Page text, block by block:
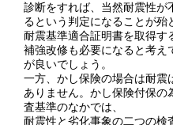
診断をすれば、当然耐震性が
るという判定になることが殆
耐震基準適合証明書を取得す
補強改修も必要になると考え
が良いでしょう。
一方、かし保険の場合は耐震
ありません。かし保険付保の
査基準のなかでは、
耐震性と劣化事象の二つの検